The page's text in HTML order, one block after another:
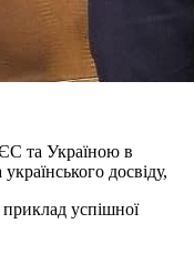
та Україною в
досвіду,
приклад успішної